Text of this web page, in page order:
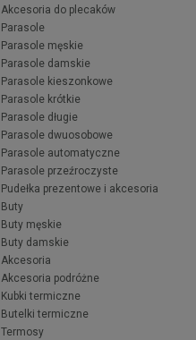
Akcesoria do plecaków
Parasole
Parasole męskie
Parasole damskie
Parasole kieszonkowe
Parasole krótkie
Parasole długie
Parasole dwuosobowe
Parasole automatyczne
Parasole przeźroczyste
Pudełka prezentowe i akcesoria
Buty
Buty męskie
Buty damskie
Akcesoria
Akcesoria podróżne
Kubki termiczne
Butelki termiczne
Termosy